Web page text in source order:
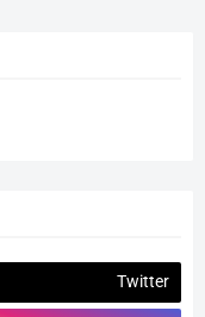
Twitter